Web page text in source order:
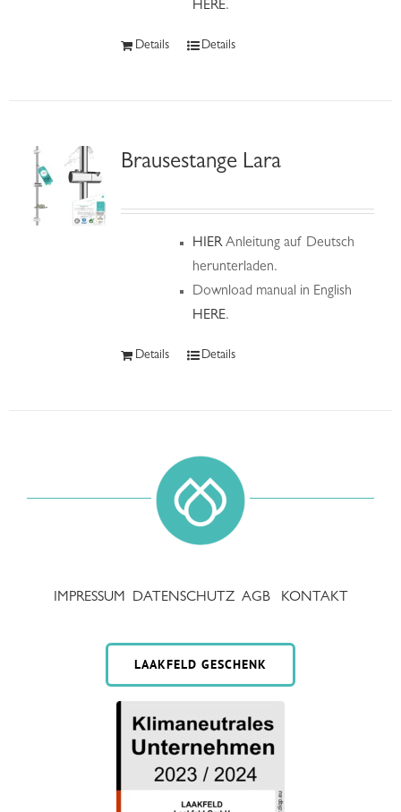
HERE.
Details Details
Brausestange Lara
HIERAnleitung auf Deutsch
herunterladen.
Download manual in English
HERE.
Details Details
IMPRESSUM DATENSCHUTZ AGB KONTAKT
LAAKFELD GESCHENK